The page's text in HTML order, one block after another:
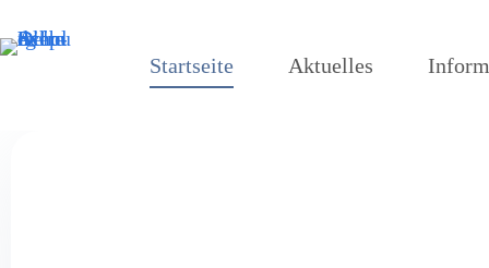
Startseite Aktuelles